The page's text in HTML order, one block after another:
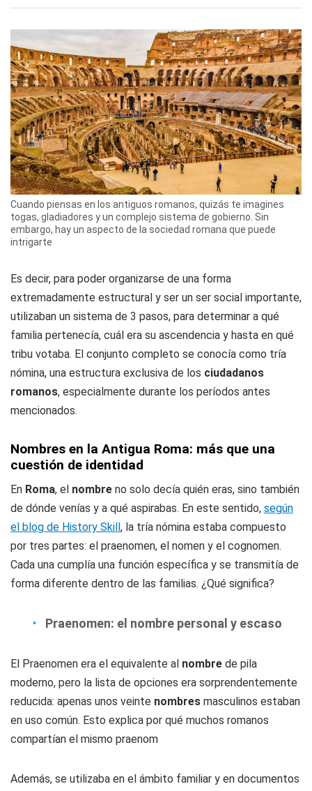
Cuando piensas en los antiguos romanos, quizás te imagines
togas, gladiadores y un complejo sistema de gobierno. Sin
embargo, hay un aspecto de la sociedad romana que puede
intrigarte
Es decir, para poder organizarse de una forma
extremadamente estructural y ser un ser social importante,
utilizaban un sistema de 3 pasos, para determinar a qué
familia pertenecía, cuál era su ascendencia y hasta en qué
tribu votaba. El conjunto completo se conocía como tría
nómina, una estructura exclusiva de los ciudadanos
romanos, especialmente durante los períodos antes
mencionados.
Nombres en la Antigua Roma: más que una
cuestión de identidad
En Roma, el nombre no solo decía quién eras, sino también
de dónde venías y a qué aspirabas. En este sentido, según
el blog de History Skill, la tría nómina estaba compuesto
por tres partes: el praenomen, el nomen y el cognomen.
Cada una cumplía una función específica y se transmitía de
forma diferente dentro de las familias. ¿Qué significa?
Praenomen: el nombre personal y escaso
El Praenomen era el equivalente al nombre de pila
moderno, pero la lista de opciones era sorprendentemente
reducida: apenas unos veinte nombres masculinos estaban
en uso común. Esto explica por qué muchos romanos
compartían el mismo praenom
Además, se utilizaba en el ámbito familiar y en documentos